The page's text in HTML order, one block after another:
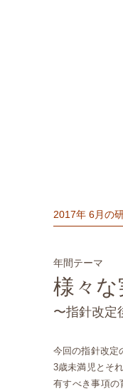
2017年 6月の
年間テーマ
様々
〜指針改定
今回の指針改定
3歳未満児とそ
有すべき事項の